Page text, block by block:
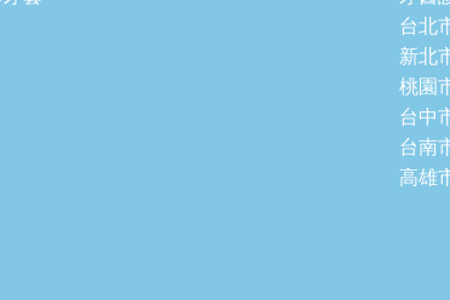
台北
新北
桃園
台中
台南
高雄